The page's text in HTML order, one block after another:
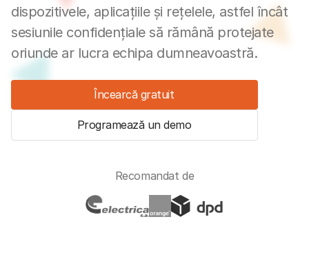
dispozitivele, aplicațiile și rețelele, astfel încât
sesiunile confidențiale să rămână protejate
oriunde ar lucra echipa dumneavoastră.
Încearcă gratuit
Programează un demo
Recomandat de